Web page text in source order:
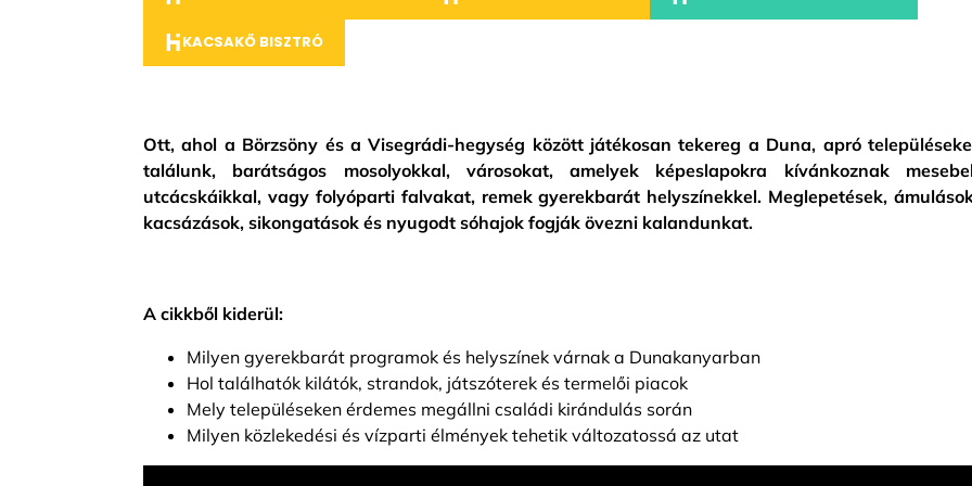
KACSAKŐ BISZTRÓ
Ott, ahol a Börzsöny és a Visegrádi-hegység között játékosan tekereg a Duna, apró
találunk, barátságos mosolyokkal, városokat, amelyek képeslapokra kívánkoznak
utcácskáikkal, vagy folyóparti falvakat, remek gyerekbarát helyszínekkel. Meglepetések,
kacsázások, sikongatások és nyugodt sóhajok fogják övezni kalandunkat.
A cikkből kiderül:
Milyen gyerekbarát programok és helyszínek várnak a Dunakanyarban
Hol találhatók kilátók, strandok, játszóterek és termelői piacok
Mely településeken érdemes megállni családi kirándulás során
Milyen közlekedési és vízparti élmények tehetik változatossá az utat